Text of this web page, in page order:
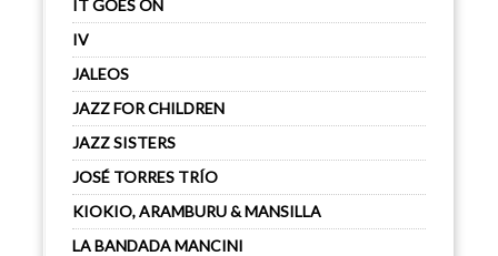
IT GOES ON
IV
JALEOS
JAZZ FOR CHILDREN
JAZZ SISTERS
JOSÉ TORRES TRÍO
KIOKIO, ARAMBURU & MANSILLA
LA BANDADA MANCINI